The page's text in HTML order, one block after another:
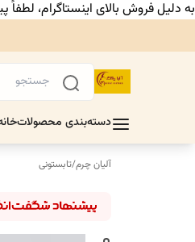
به دلیل فروش بالای اینستاگرام،
دسته‌بندی محصولات
آلیان چرم/تابستونی